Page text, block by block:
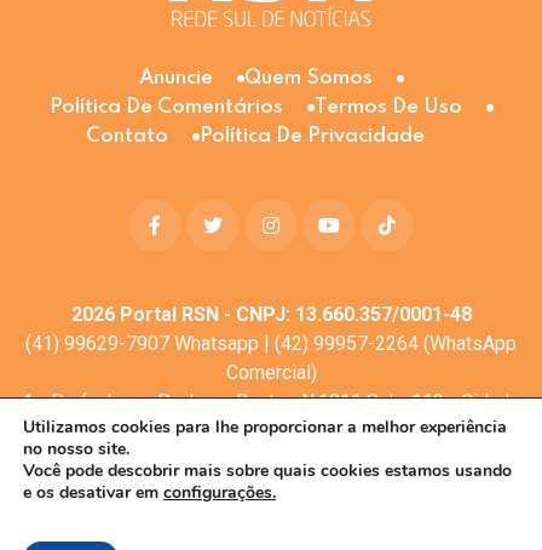
Anuncie
Quem Somos
Política De Comentários
Termos De Uso
Contato
Política De Privacidade
2026Portal RSN - CNPJ: 13.660.357/0001-48
(41) 99629-7907 Whatsapp | (42) 99957-2264 (WhatsApp
Comercial)
Av. Profa. Laura Pacheco Bastos N:1011 Sala: 112 - Cidade
dos Lagos, Guarapuava - PR, 85053-525
© Todos os direitos reservados
Utilizamos cookies para lhe proporcionar a melhor experiência
no nosso site.
Você pode descobrir mais sobre quais cookies estamos usando
e os desativar em configurações.